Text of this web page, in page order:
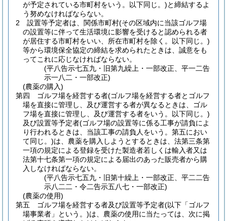
が予定されている市町村をいう。以下同じ。)と締結するよ
う努めなければならない。
2 設置等予定者は、関係市町村(その区域内に当該ゴルフ場
の設置等に伴って生活環境に影響を受けると認められる者
が居住する市町村をいい、所在市町村を除く。以下同じ。)
等から環境保全協定の締結を求められたときは、誠意をも
ってこれに応じなければならない。
(平八告示七五九・旧第九繰上・一部改正、平一二告
示一八二・一部改正)
(農薬の購入)
第四 ゴルフ場を経営する者(ゴルフ場を経営する者とゴルフ
場を直接に管理し、及び運営する者が異なるときは、ゴル
フ場を直接に管理し、及び運営する者をいう。以下同じ。)
及び設置等予定者(ゴルフ場の設置等に係る工事が請負によ
り行われるときは、当該工事の請負人をいう。第五におい
て同じ。)は、農薬を購入しようとするときは、法第三条第
一項の規定による登録を受けた製造者若しくは輸入者又は
法第十七条第一項の規定による届出のあった販売者から購
入しなければならない。
(平八告示七五九・旧第十繰上・一部改正、平二二告
示八二二・令二告示五八七・一部改正)
(農薬の使用)
第五 ゴルフ場を経営する者及び設置等予定者(以下「ゴルフ
場事業者」という。)は、農薬の使用に当たっては、次に掲